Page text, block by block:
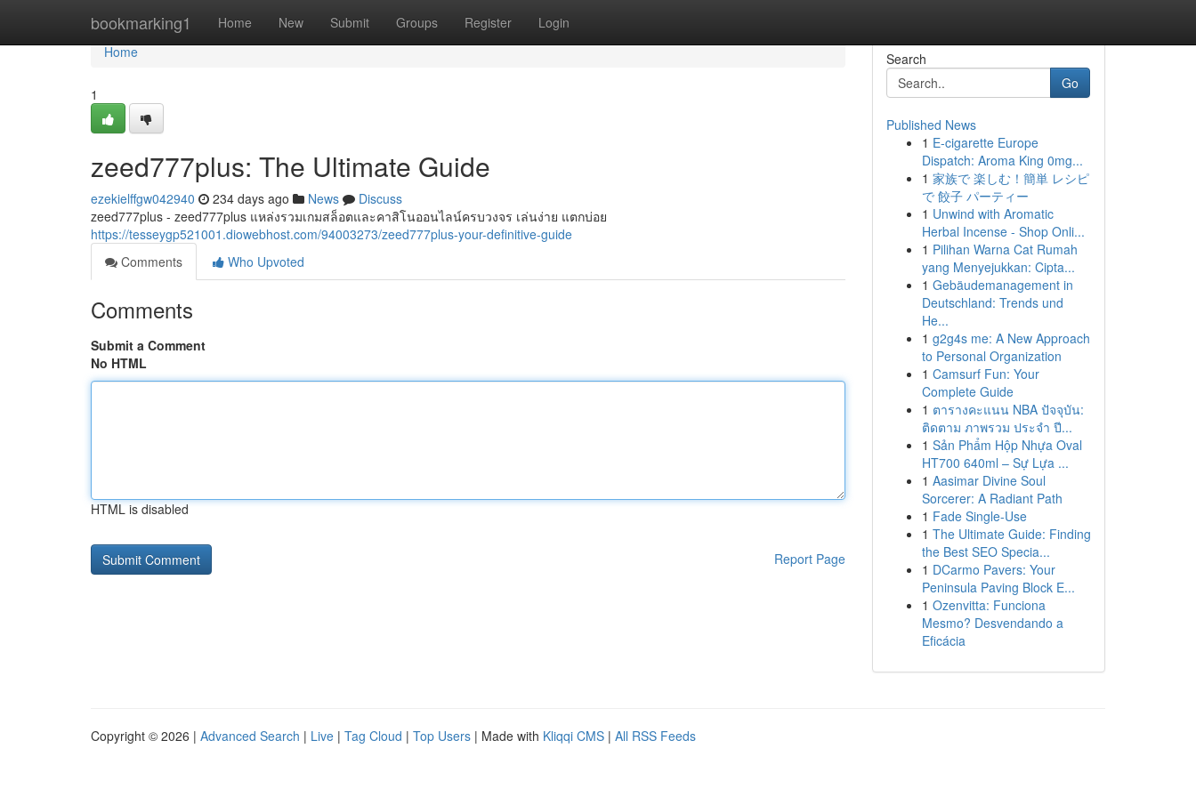
bookmarking1 Home New Submit Groups Register Login
Home
Home
1
zeed777plus: The Ultimate Guide
ezekielffgw042940 234 days ago News
Discuss
zeed777plus - zeed777plus แหล่งรวมเกมสล็อตและคาสิโนออนไลน์ครบวงจร เล่นง่าย แตกบ่อย
https://tesseygp521001.diowebhost.com/94003273/zeed777plus-your-definitive-guide
Comments
Who Upvoted
Comments
Submit a Comment
No HTML
HTML is disabled
Report Page
Search
Go
Published News
1 E-cigarette Europe
Dispatch: Aroma King 0mg...
1 家族で 楽しむ！簡単 レシピ
で 餃子 パーティー
1 Unwind with Aromatic
Herbal Incense - Shop Onli...
1 Pilihan Warna Cat Rumah
yang Menyejukkan: Cipta...
1 Gebäudemanagement in
Deutschland: Trends und
He...
1 g2g4s me: A New Approach
to Personal Organization
1 Camsurf Fun: Your
Complete Guide
1 ตารางคะแนน NBA ปัจจุบัน:
ติดตาม ภาพรวม ประจำ ปี...
1 Sản Phẩm Hộp Nhựa Oval
HT700 640ml – Sự Lựa ...
1 Aasimar Divine Soul
Sorcerer: A Radiant Path
1 Fade Single-Use
1 The Ultimate Guide: Finding
the Best SEO Specia...
1 DCarmo Pavers: Your
Peninsula Paving Block E...
1 Ozenvitta: Funciona
Mesmo? Desvendando a
Eficácia
Copyright © 2026 | Advanced Search | Live | Tag Cloud | Top Users | Made with Kliqqi CMS | All RSS Feeds